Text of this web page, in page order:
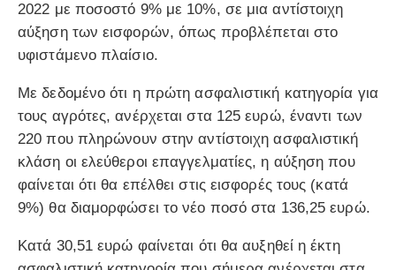
2022 με ποσοστό 9% με 10%, σε μια αντίστοιχη
αύξηση των εισφορών, όπως προβλέπεται στο
υφιστάμενο πλαίσιο.
Με δεδομένο ότι η πρώτη ασφαλιστική κατηγορία για
τους αγρότες, ανέρχεται στα 125 ευρώ, έναντι των
220 που πληρώνουν στην αντίστοιχη ασφαλιστική
κλάση οι ελεύθεροι επαγγελματίες, η αύξηση που
φαίνεται ότι θα επέλθει στις εισφορές τους (κατά
9%) θα διαμορφώσει το νέο ποσό στα 136,25 ευρώ.
Κατά 30,51 ευρώ φαίνεται ότι θα αυξηθεί η έκτη